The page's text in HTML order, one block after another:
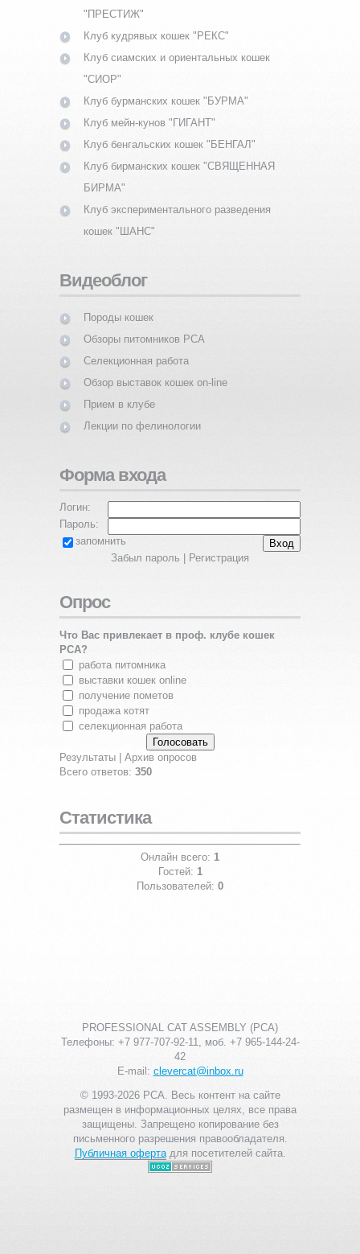
"ПРЕСТИЖ"
Клуб кудрявых кошек "РЕКС"
Клуб сиамских и ориентальных кошек
"СИОР"
Клуб бурманских кошек "БУРМА"
Клуб мейн-кунов "ГИГАНТ"
Клуб бенгальских кошек "БЕНГАЛ"
Клуб бирманских кошек "СВЯЩЕННАЯ
БИРМА"
Клуб экспериментального разведения
кошек "ШАНС"
Видеоблог
Породы кошек
Обзоры питомников PCA
Селекционная работа
Обзор выставок кошек on-line
Прием в клубе
Лекции по фелинологии
Форма входа
Логин:
Пароль:
запомнить
Забыл пароль | Регистрация
Опрос
Что Вас привлекает в проф. клубе кошек
PCA?
работа питомника
выставки кошек online
получение пометов
продажа котят
селекционная работа
Результаты
Архив опросов
Всего ответов: 350
Статистика
Онлайн всего: 1
Гостей: 1
Пользователей: 0
PROFESSIONAL CAT ASSEMBLY (PCA)
Телефоны: +7 977-707-92-11, моб. +7 965-144-24-
42
E-mail: clevercat@inbox.ru
© 1993-2026 PCA. Весь контент на сайте
размещен в информационных целях, все права
защищены. Запрещено копирование без
письменного разрешения правообладателя.
Публичная офертадля посетителей сайта.